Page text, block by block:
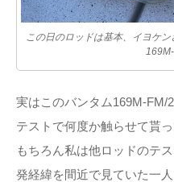
この日のロッドは基本、イヨケ
実はこのバンタム169M-FM/
テストで何度か触らせて貰っ
もちろん私は他ロッドのテ
発経緯を間近で見ていた一人